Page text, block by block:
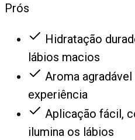
Prós
Hidratação
lábios macios
Aroma
experiência
Aplicação fácil,
ilumina os lábios